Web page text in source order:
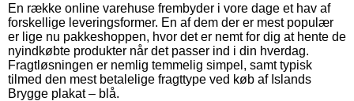
En række online varehuse frembyder i vore dage et hav af
forskellige leveringsformer. En af dem der er mest populær
er lige nu pakkeshoppen, hvor det er nemt for dig at hente de
nyindkøbte produkter når det passer ind i din hverdag.
Fragtløsningen er nemlig temmelig simpel, samt typisk
tilmed den mest betalelige fragttype ved køb af Islands
Brygge plakat – blå.